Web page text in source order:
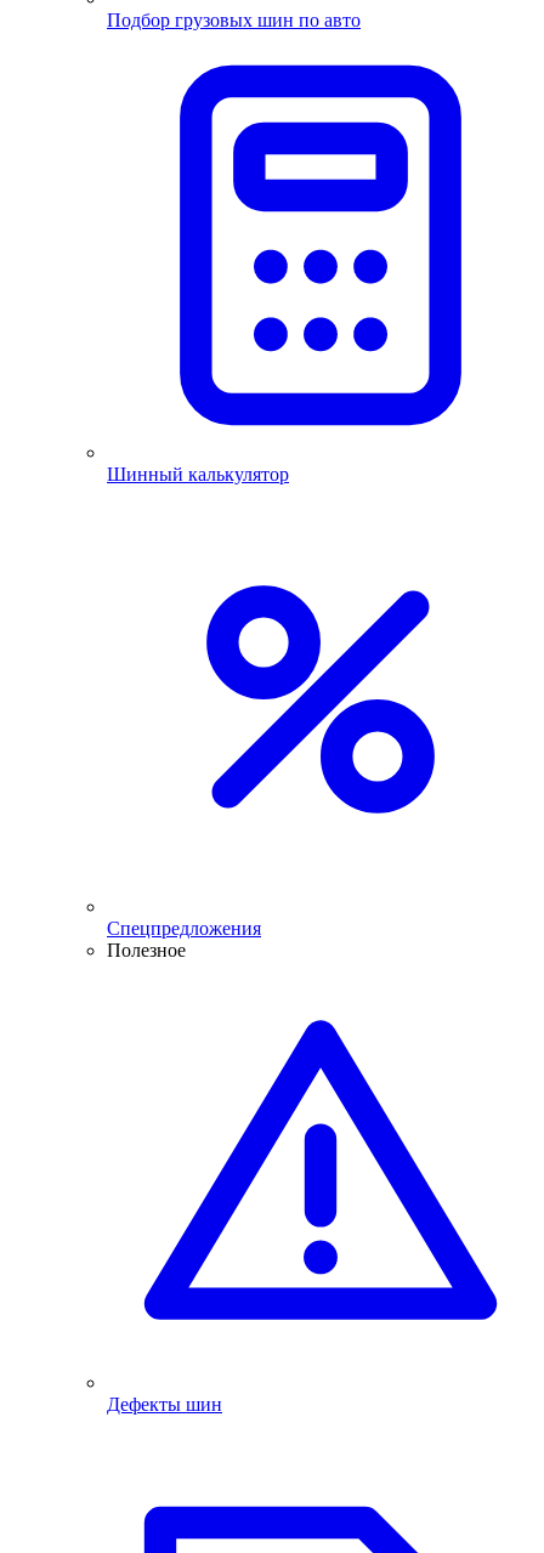
Подбор грузовых шин по авто
Шинный калькулятор
Спецпредложения
Полезное
Дефекты шин